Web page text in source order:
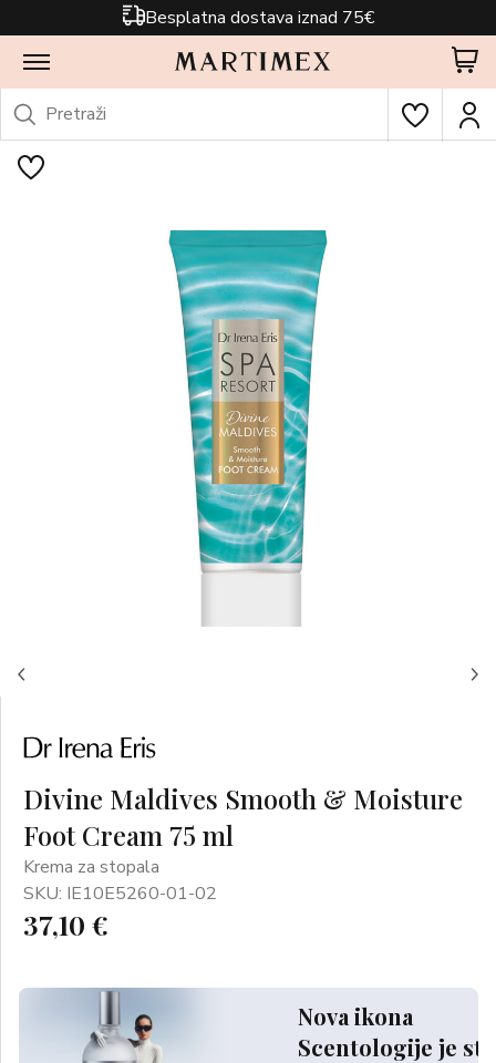
Besplatna dostava iznad 75€
Divine Maldives Smooth & Moisture
Foot Cream 75 ml
Krema za stopala
SKU: IE10E5260-01-02
37,10 €
Nova ikona
Scentologije je